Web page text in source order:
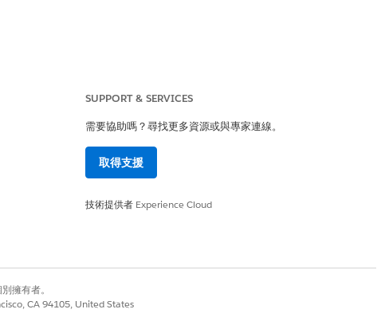
是
SUPPORT & SERVICES
需要協助嗎？尋找更多資源或與專家連線。
取得支援
技術提供者 Experience Cloud
擁有者。
CA 94105, United States